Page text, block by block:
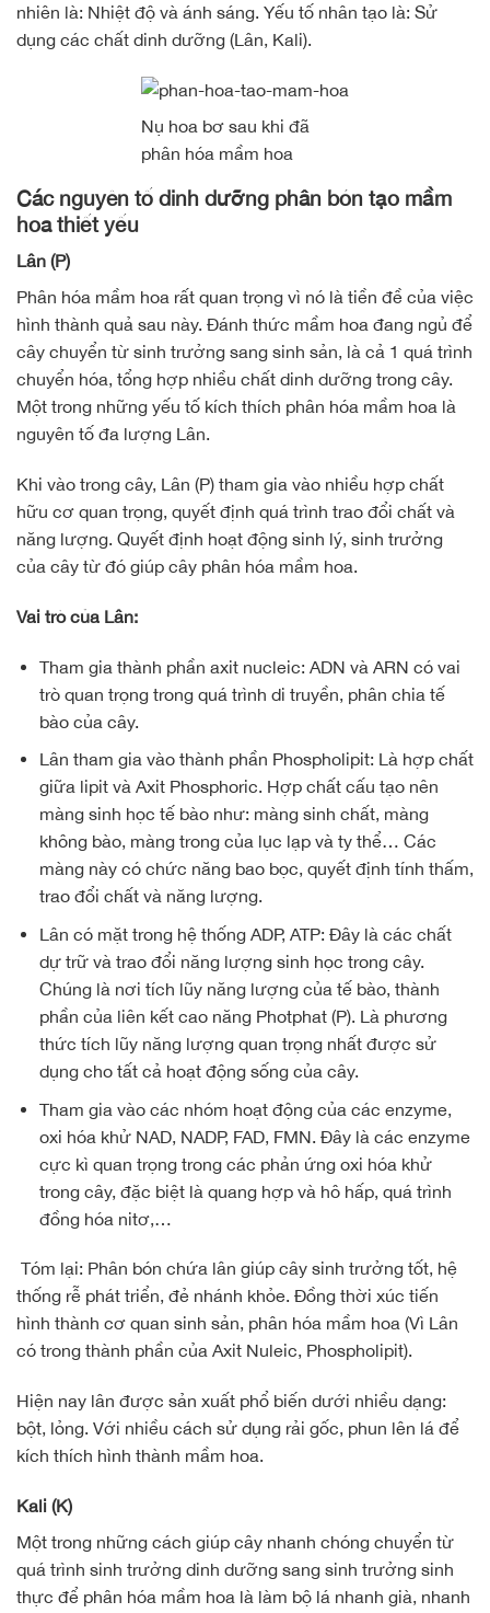
nhiên là: Nhiệt độ và ánh sáng. Yếu tố nhân tạo là: Sử
dụng các chất dinh dưỡng (Lân, Kali).
Nụ hoa bơ sau khi đã
phân hóa mầm hoa
Các nguyên tố dinh dưỡng phân bón tạo mầm
hoa thiết yếu
Lân (P)
Phân hóa mầm hoa rất quan trọng vì nó là tiền đề của việc
hình thành quả sau này. Đánh thức mầm hoa đang ngủ để
cây chuyển từ sinh trưởng sang sinh sản, là cả 1 quá trình
chuyển hóa, tổng hợp nhiều chất dinh dưỡng trong cây.
Một trong những yếu tố kích thích phân hóa mầm hoa là
nguyên tố đa lượng Lân.
Khi vào trong cây, Lân (P) tham gia vào nhiều hợp chất
hữu cơ quan trọng, quyết định quá trình trao đổi chất và
năng lượng. Quyết định hoạt động sinh lý, sinh trưởng
của cây từ đó giúp cây phân hóa mầm hoa.
Vai trò của Lân:
Tham gia thành phần axit nucleic: ADN và ARN có vai
trò quan trọng trong quá trình di truyền, phân chia tế
bào của cây.
Lân tham gia vào thành phần Phospholipit: Là hợp chất
giữa lipit và Axit Phosphoric. Hợp chất cấu tạo nên
màng sinh học tế bào như: màng sinh chất, màng
không bào, màng trong của lục lạp và ty thể… Các
màng này có chức năng bao bọc, quyết định tính thấm,
trao đổi chất và năng lượng.
Lân có mặt trong hệ thống ADP, ATP: Đây là các chất
dự trữ và trao đổi năng lượng sinh học trong cây.
Chúng là nơi tích lũy năng lượng của tế bào, thành
phần của liên kết cao năng Photphat (P). Là phương
thức tích lũy năng lượng quan trọng nhất được sử
dụng cho tất cả hoạt động sống của cây.
Tham gia vào các nhóm hoạt động của các enzyme,
oxi hóa khử NAD, NADP, FAD, FMN. Đây là các enzyme
cực kì quan trọng trong các phản ứng oxi hóa khử
trong cây, đặc biệt là quang hợp và hô hấp, quá trình
đồng hóa nitơ,…
Tóm lại: Phân bón chứa lân giúp cây sinh trưởng tốt, hệ
thống rễ phát triển, đẻ nhánh khỏe. Đồng thời xúc tiến
hình thành cơ quan sinh sản, phân hóa mầm hoa (Vì Lân
có trong thành phần của Axit Nuleic, Phospholipit).
Hiện nay lân được sản xuất phổ biến dưới nhiều dạng:
bột, lỏng. Với nhiều cách sử dụng rải gốc, phun lên lá để
kích thích hình thành mầm hoa.
Kali (K)
Một trong những cách giúp cây nhanh chóng chuyển từ
quá trình sinh trưởng dinh dưỡng sang sinh trưởng sinh
thực để phân hóa mầm hoa là làm bộ lá nhanh già, nhanh